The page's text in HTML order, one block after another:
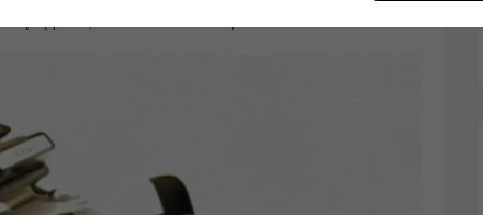
но всё было напрасно.